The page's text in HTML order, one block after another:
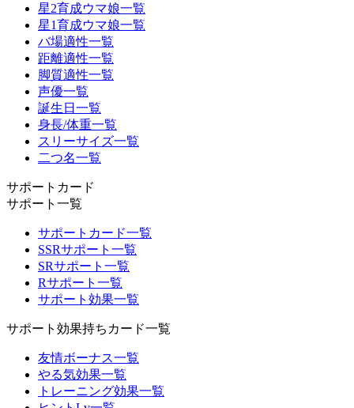
星2育成ウマ娘一覧
星1育成ウマ娘一覧
バ場適性一覧
距離適性一覧
脚質適性一覧
声優一覧
誕生日一覧
身長/体重一覧
スリーサイズ一覧
二つ名一覧
サポートカード
サポート一覧
サポートカード一覧
SSRサポート一覧
SRサポート一覧
Rサポート一覧
サポート効果一覧
サポート効果持ちカード一覧
友情ボーナス一覧
やる気効果一覧
トレーニング効果一覧